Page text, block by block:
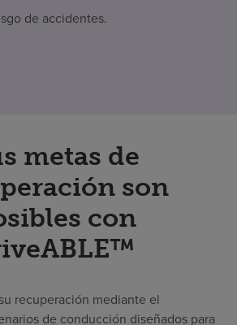
de accidentes.
metas de
son
con
recuperación mediante el
de conducción diseñados para